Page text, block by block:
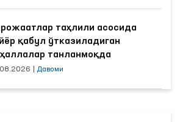
таҳлили асосида
қабул ўтказиладиган
танланмоқда
Давоми